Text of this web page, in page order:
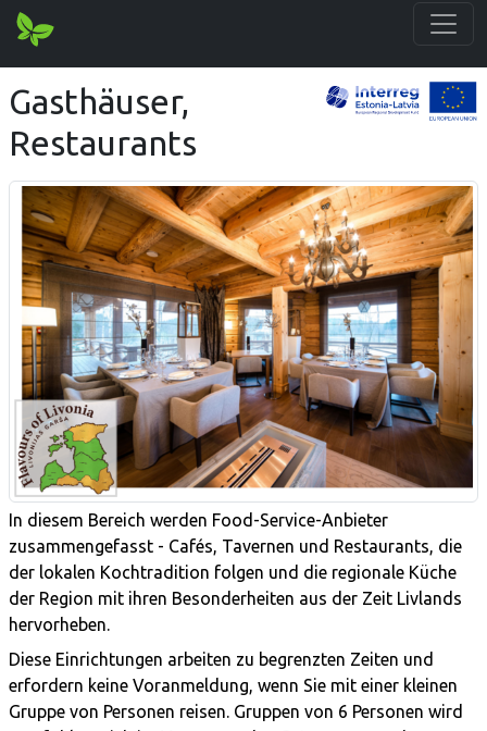
Gasthäuser,
Restaurants
In diesem Bereich werden Food-Service-Anbieter
zusammengefasst - Cafés, Tavernen und Restaurants, die
der lokalen Kochtradition folgen und die regionale Küche
der Region mit ihren Besonderheiten aus der Zeit Livlands
hervorheben.
Diese Einrichtungen arbeiten zu begrenzten Zeiten und
erfordern keine Voranmeldung, wenn Sie mit einer kleinen
Gruppe von Personen reisen. Gruppen von 6 Personen wird